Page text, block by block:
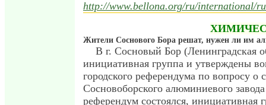
http://www.bellona.org/ru/international/
Жители Соснового Бора решат, нужен ли им
В г. Сосновый Бор (Ленинградская
инициативная группа и утверждены
городского референдума по вопросу о
Сосновоборского алюминиевого
референдум состоялся, инициативная